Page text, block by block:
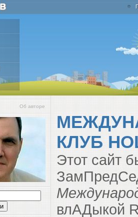
Об авторе
КЛУБ
Этот сайт
влАДыкой